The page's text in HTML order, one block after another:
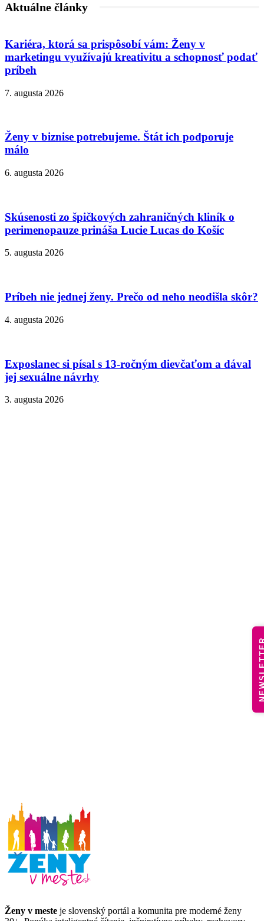
Aktuálne články
Kariéra, ktorá sa prispôsobí vám: Ženy v
marketingu využívajú kreativitu a schopnosť podať
príbeh
7. augusta 2026
Ženy v biznise potrebujeme. Štát ich podporuje
málo
6. augusta 2026
Skúsenosti zo špičkových zahraničných kliník o
perimenopauze prináša Lucie Lucas do Košíc
5. augusta 2026
Príbeh nie jednej ženy. Prečo od neho neodišla skôr?
4. augusta 2026
Exposlanec si písal s 13-ročným dievčaťom a dával
jej sexuálne návrhy
3. augusta 2026
Ženy v meste je slovenský portál a komunita pre moderné ženy